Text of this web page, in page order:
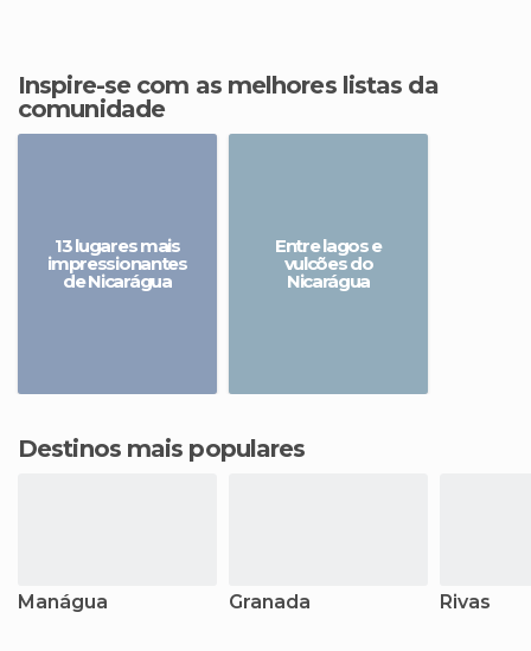
Inspire-se com as melhores listas da
comunidade
13 lugares mais
impressionantes
de Nicarágua
Entre lagos e
vulcões do
Nicarágua
Destinos mais populares
Manágua Granada Rivas